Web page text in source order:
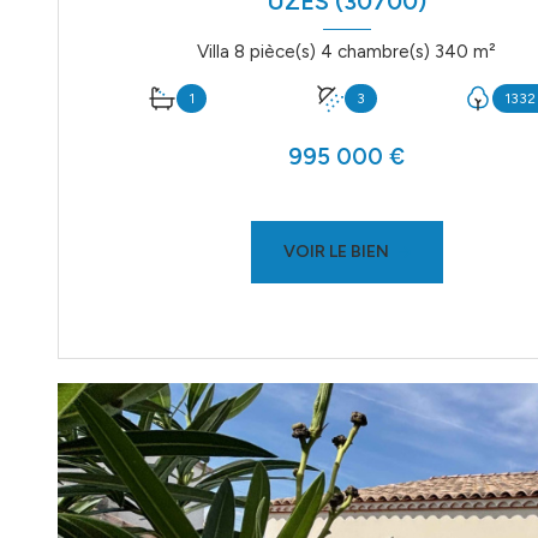
Villa 8 pièce(s) 4 chambre(s) 340 m²
1 3
995 000 €
VOIR LE BIEN